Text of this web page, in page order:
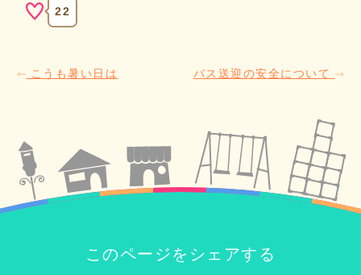
22
こうも暑い日は バス送迎の安全について
このページをシェアする